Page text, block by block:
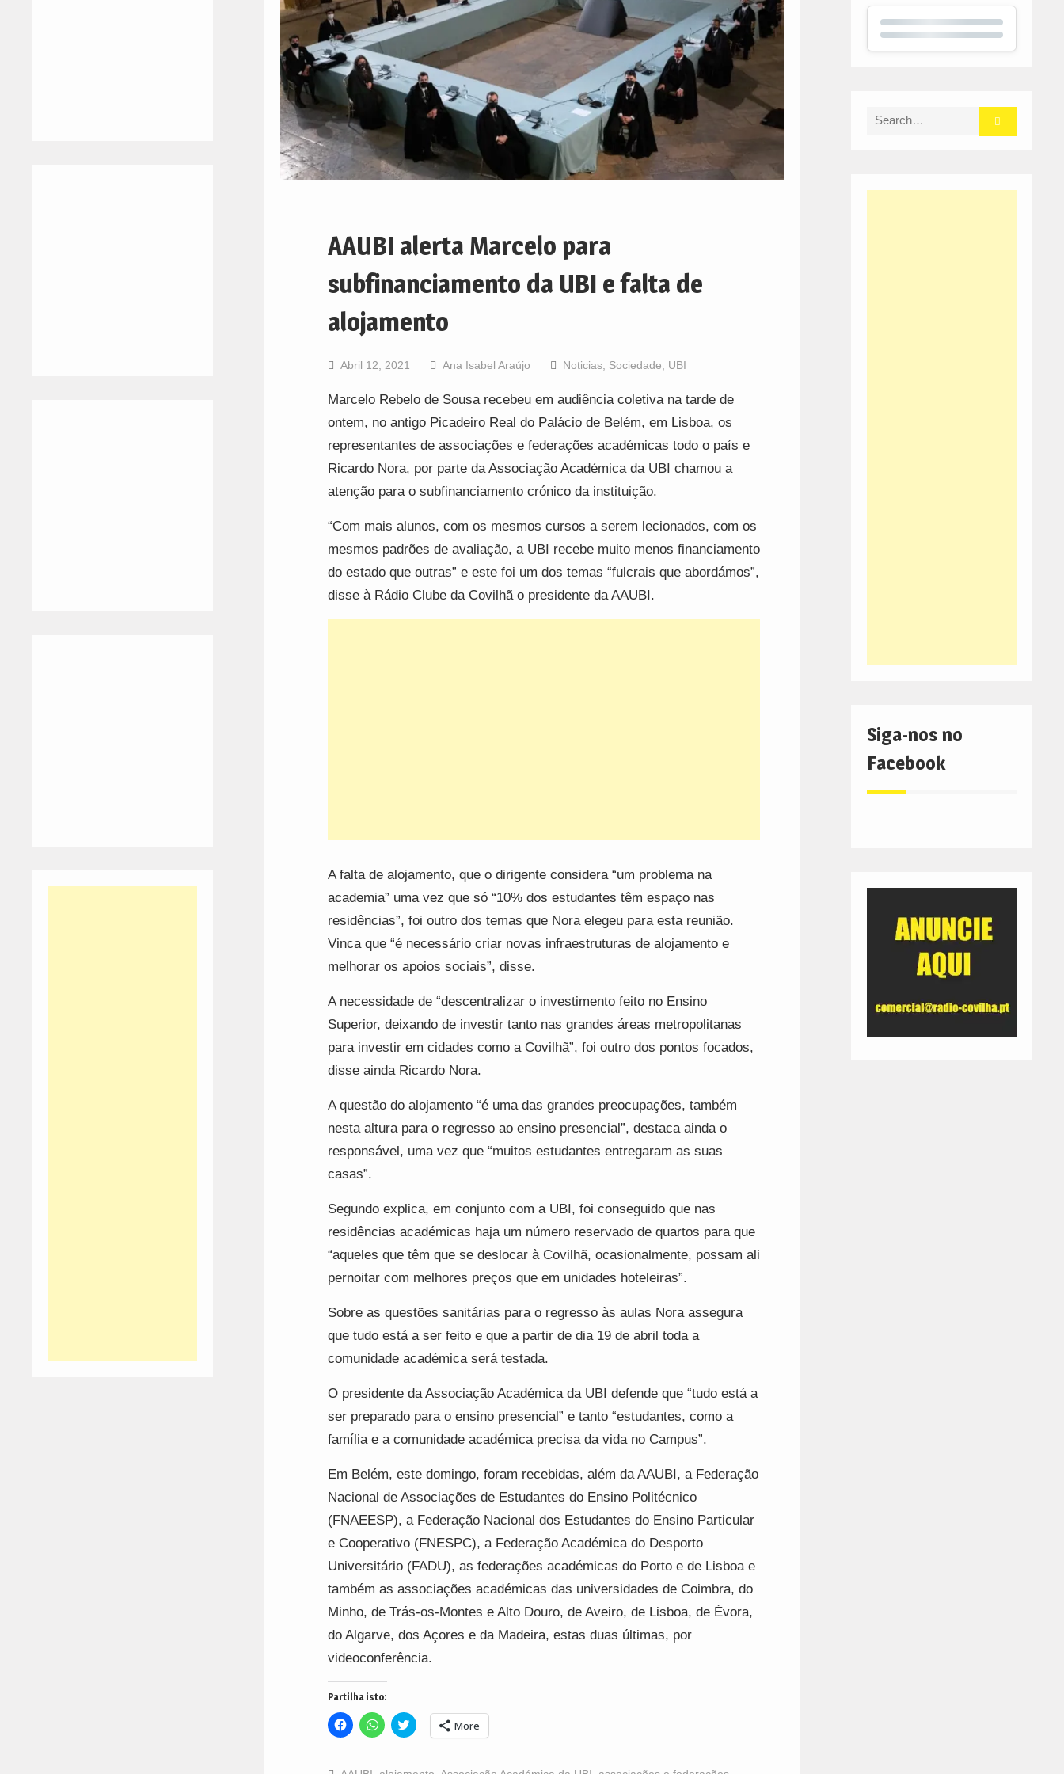
AAUBI alerta Marcelo para
subfinanciamento da UBI e falta de
alojamento
Abril 12, 2021 Ana Isabel Araújo Noticias, Sociedade, UBI
Marcelo Rebelo de Sousa recebeu em audiência coletiva na tarde de
ontem, no antigo Picadeiro Real do Palácio de Belém, em Lisboa, os
representantes de associações e federações académicas todo o país e
Ricardo Nora, por parte da Associação Académica da UBI chamou a
atenção para o subfinanciamento crónico da instituição.
“Com mais alunos, com os mesmos cursos a serem lecionados, com os
mesmos padrões de avaliação, a UBI recebe muito menos financiamento
do estado que outras” e este foi um dos temas “fulcrais que abordámos”,
disse à Rádio Clube da Covilhã o presidente da AAUBI.
A falta de alojamento, que o dirigente considera “um problema na
academia” uma vez que só “10% dos estudantes têm espaço nas
residências”, foi outro dos temas que Nora elegeu para esta reunião.
Vinca que “é necessário criar novas infraestruturas de alojamento e
melhorar os apoios sociais”, disse.
A necessidade de “descentralizar o investimento feito no Ensino
Superior, deixando de investir tanto nas grandes áreas metropolitanas
para investir em cidades como a Covilhã”, foi outro dos pontos focados,
disse ainda Ricardo Nora.
A questão do alojamento “é uma das grandes preocupações, também
nesta altura para o regresso ao ensino presencial”, destaca ainda o
responsável, uma vez que “muitos estudantes entregaram as suas
casas”.
Segundo explica, em conjunto com a UBI, foi conseguido que nas
residências académicas haja um número reservado de quartos para que
“aqueles que têm que se deslocar à Covilhã, ocasionalmente, possam ali
pernoitar com melhores preços que em unidades hoteleiras”.
Sobre as questões sanitárias para o regresso às aulas Nora assegura
que tudo está a ser feito e que a partir de dia 19 de abril toda a
comunidade académica será testada.
O presidente da Associação Académica da UBI defende que “tudo está a
ser preparado para o ensino presencial” e tanto “estudantes, como a
família e a comunidade académica precisa da vida no Campus”.
Em Belém, este domingo, foram recebidas, além da AAUBI, a Federação
Nacional de Associações de Estudantes do Ensino Politécnico
(FNAEESP), a Federação Nacional dos Estudantes do Ensino Particular
e Cooperativo (FNESPC), a Federação Académica do Desporto
Universitário (FADU), as federações académicas do Porto e de Lisboa e
também as associações académicas das universidades de Coimbra, do
Minho, de Trás-os-Montes e Alto Douro, de Aveiro, de Lisboa, de Évora,
do Algarve, dos Açores e da Madeira, estas duas últimas, por
videoconferência.
Partilha isto:
Click
to
Click
to
Click
to More
Search
Siga-nos no
Facebook